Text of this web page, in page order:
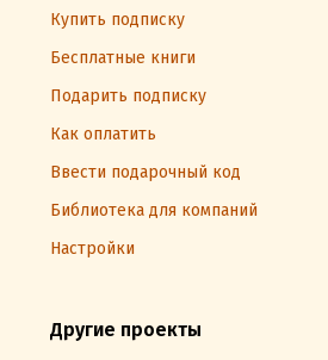
Купить подписку
Бесплатные книги
Подарить подписку
Как оплатить
Ввести подарочный код
Библиотека для компаний
Настройки
Другие проекты